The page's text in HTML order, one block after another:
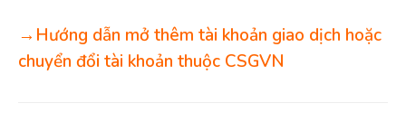
→Hướng dẫn mở thêm tài khoản giao dịch hoặc
chuyển đổi tài khoản thuộc CSGVN